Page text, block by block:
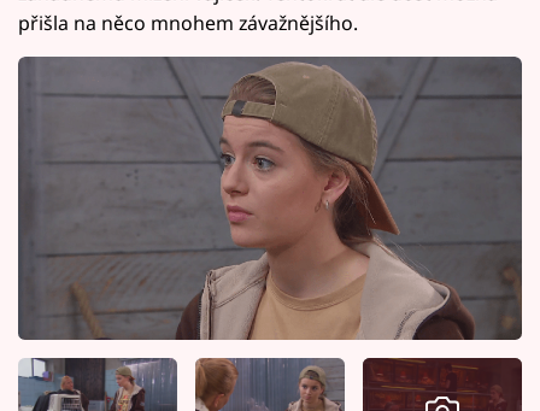
přišla na něco mnohem závažnějšího.